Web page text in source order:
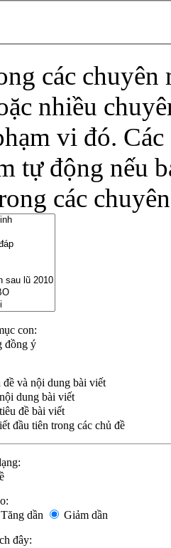
các chuyên
nhiều
vi đó.
tự động nếu
các
con:
đồng ý
và nội dung bài viết
dung bài viết
đề bài viết
đầu tiên trong các chủ đề
Tăng dần
Giảm dần
đây: